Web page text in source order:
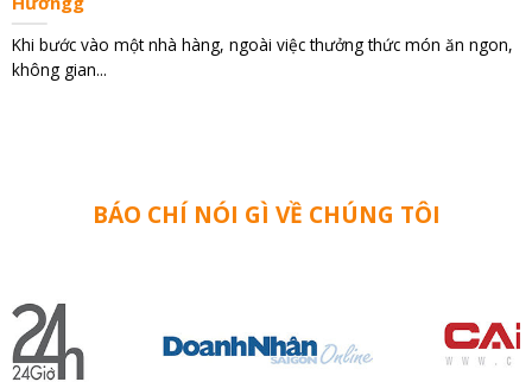
Hướngg
Khi bước vào một nhà hàng, ngoài việc thưởng thức món ăn ngon,